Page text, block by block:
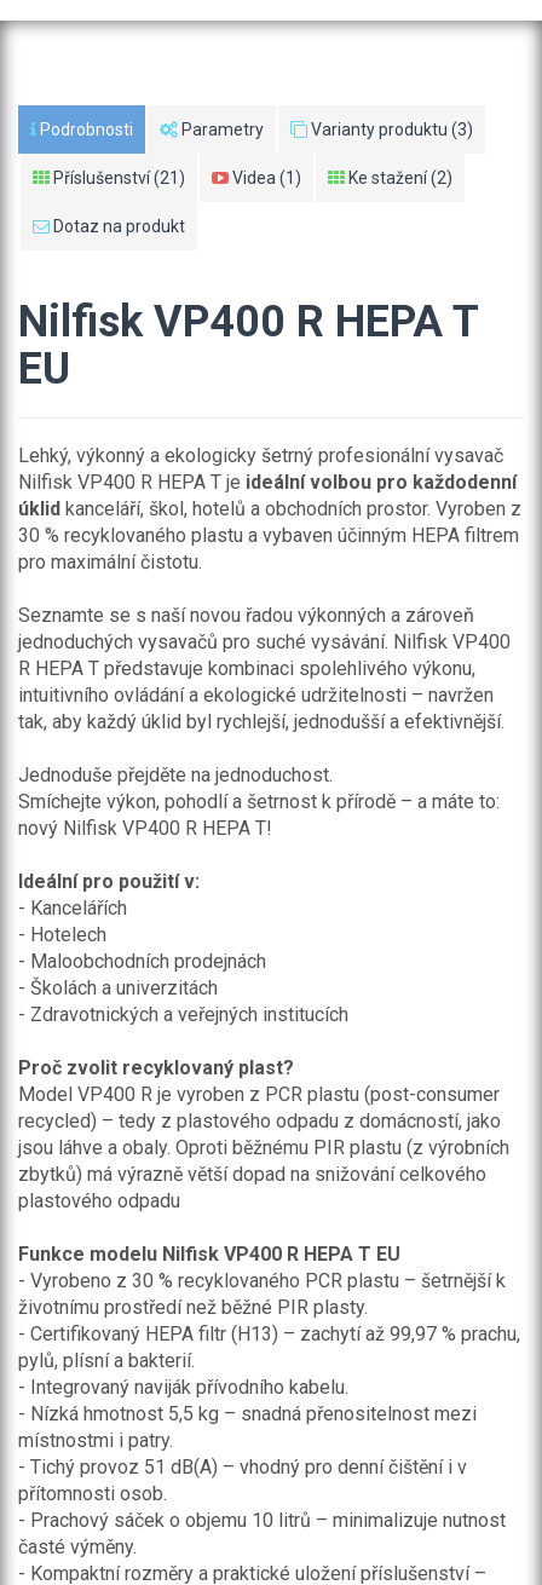
Podrobnosti Parametry Varianty produktu (3)
Příslušenství (21) Videa (1) Ke stažení (2)
Dotaz na produkt
Nilfisk VP400 R HEPA T
EU
Lehký, výkonný a ekologicky šetrný profesionální vysavač
Nilfisk VP400 R HEPA T je ideální volbou pro každodenní
úklid kanceláří, škol, hotelů a obchodních prostor. Vyroben z
30 % recyklovaného plastu a vybaven účinným HEPA filtrem
pro maximální čistotu.
Seznamte se s naší novou řadou výkonných a zároveň
jednoduchých vysavačů pro suché vysávání. Nilfisk VP400
R HEPA T představuje kombinaci spolehlivého výkonu,
intuitivního ovládání a ekologické udržitelnosti – navržen
tak, aby každý úklid byl rychlejší, jednodušší a efektivnější.
Jednoduše přejděte na jednoduchost.
Smíchejte výkon, pohodlí a šetrnost k přírodě – a máte to:
nový Nilfisk VP400 R HEPA T!
Ideální pro použití v:
- Kancelářích
- Hotelech
- Maloobchodních prodejnách
- Školách a univerzitách
- Zdravotnických a veřejných institucích
Proč zvolit recyklovaný plast?
Model VP400 R je vyroben z PCR plastu (post-consumer
recycled) – tedy z plastového odpadu z domácností, jako
jsou láhve a obaly. Oproti běžnému PIR plastu (z výrobních
zbytků) má výrazně větší dopad na snižování celkového
plastového odpadu
Funkce modelu Nilfisk VP400 R HEPA T​ EU
- Vyrobeno z 30 % recyklovaného PCR plastu – šetrnější k
životnímu prostředí než běžné PIR plasty.
- Certifikovaný HEPA filtr (H13) – zachytí až 99,97 % prachu,
pylů, plísní a bakterií.
- Integrovaný naviják přívodního kabelu.
- Nízká hmotnost 5,5 kg – snadná přenositelnost mezi
místnostmi i patry.
- Tichý provoz 51 dB(A) – vhodný pro denní čištění i v
přítomnosti osob.
- Prachový sáček o objemu 10 litrů – minimalizuje nutnost
časté výměny.
- Kompaktní rozměry a praktické uložení příslušenství –